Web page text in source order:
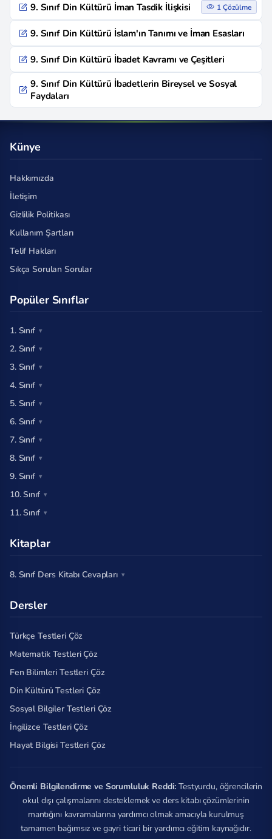
9. Sınıf Din Kültürü İman Tasdik İlişkisi 1 Çözülme
9. Sınıf Din Kültürü İslam'ın Tanımı ve İman Esasları
9. Sınıf Din Kültürü İbadet Kavramı ve Çeşitleri
9. Sınıf Din Kültürü İbadetlerin Bireysel ve Sosyal
Faydaları
Künye
Hakkımızda
İletişim
Gizlilik Politikası
Kullanım Şartları
Telif Hakları
Sıkça Sorulan Sorular
Popüler Sınıflar
1. Sınıf
2. Sınıf
3. Sınıf
4. Sınıf
5. Sınıf
6. Sınıf
7. Sınıf
8. Sınıf
9. Sınıf
10. Sınıf
11. Sınıf
Kitaplar
8. Sınıf Ders Kitabı Cevapları
Dersler
Türkçe Testleri Çöz
Matematik Testleri Çöz
Fen Bilimleri Testleri Çöz
Din Kültürü Testleri Çöz
Sosyal Bilgiler Testleri Çöz
İngilizce Testleri Çöz
Hayat Bilgisi Testleri Çöz
Önemli Bilgilendirme ve Sorumluluk Reddi: Testyurdu, öğrencilerin
okul dışı çalışmalarını desteklemek ve ders kitabı çözümlerinin
mantığını kavramalarına yardımcı olmak amacıyla kurulmuş
tamamen bağımsız ve gayri ticari bir yardımcı eğitim kaynağıdır.